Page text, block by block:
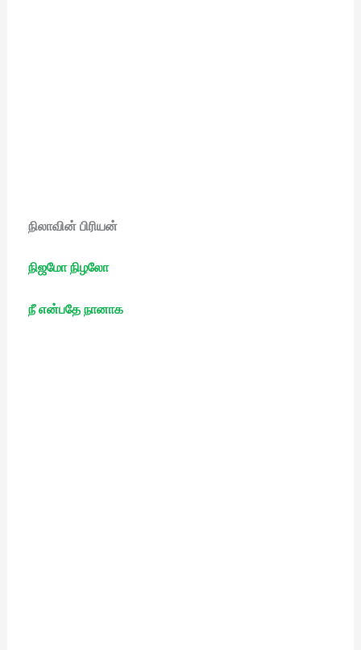
நிலாவின் பிரியன்
நிஜமோ நிழலோ
நீ என்பதே நானாக